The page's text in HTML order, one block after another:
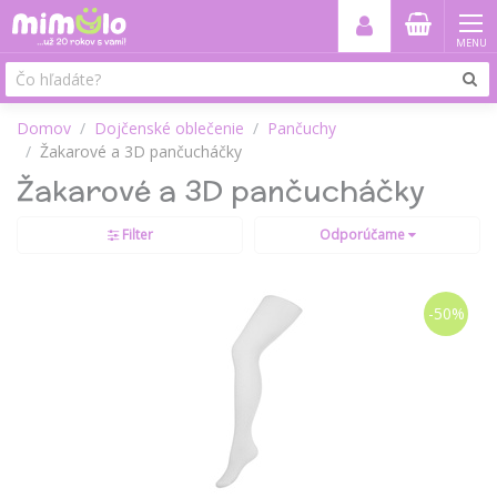
MENU
Domov Dojčenské oblečenie
Pančuchy
Žakarové a 3D pančucháčky
Žakarové a 3D pančucháčky
Filter Odporúčame
-50%